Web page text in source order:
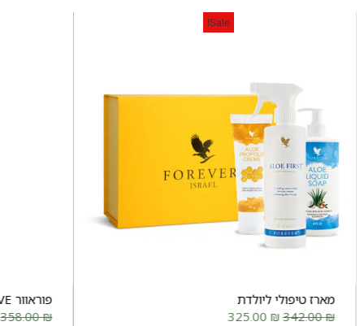
Sale!
מארז טיפולי ליולדת
342.00₪
325.00 ₪
פוראוור MOVE
358.00₪